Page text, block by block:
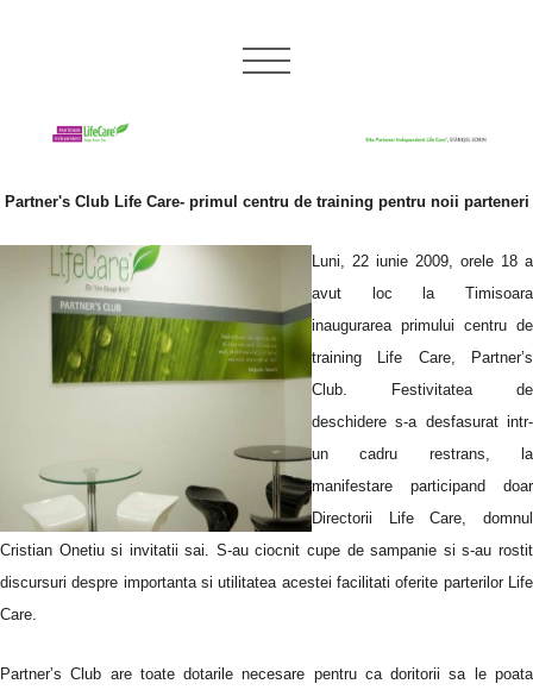
Partner's Club Life Care- primul centru de training pentru noii parteneri
Luni, 22 iunie 2009, orele 18 a
avut loc la Timisoara
inaugurarea primului centru de
training Life Care, Partner’s
Club. Festivitatea de
deschidere s-a desfasurat intr-
un cadru restrans, la
manifestare participand doar
Directorii Life Care, domnul
Cristian Onetiu si invitatii sai. S-au ciocnit cupe de sampanie si s-au rostit
discursuri despre importanta si utilitatea acestei facilitati oferite parterilor Life
Care.
Partner’s Club are toate dotarile necesare pentru ca doritorii sa le poata